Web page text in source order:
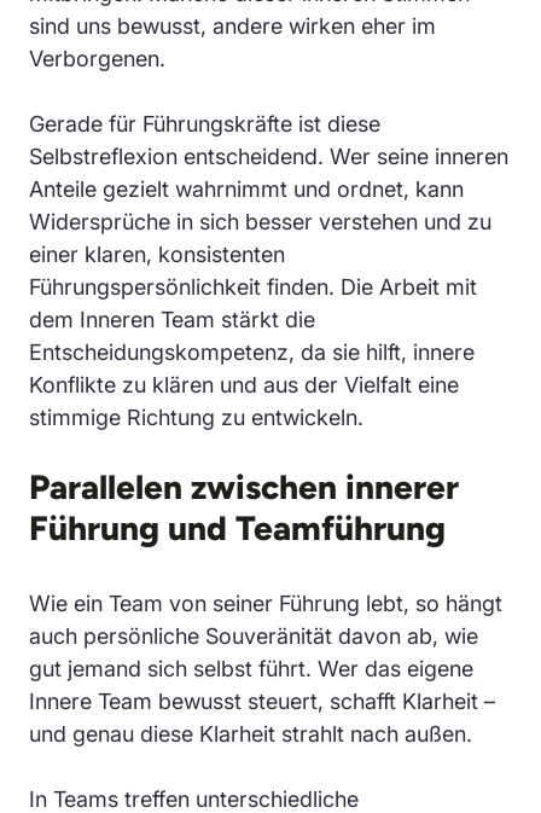
sind uns bewusst, andere wirken eher im
Verborgenen.
Gerade für Führungskräfte ist diese
Selbstreflexion entscheidend. Wer seine inneren
Anteile gezielt wahrnimmt und ordnet, kann
Widersprüche in sich besser verstehen und zu
einer klaren, konsistenten
Führungspersönlichkeit finden. Die Arbeit mit
dem Inneren Team stärkt die
Entscheidungskompetenz, da sie hilft, innere
Konflikte zu klären und aus der Vielfalt eine
stimmige Richtung zu entwickeln.
Parallelen zwischen innerer
Führung und Teamführung
Wie ein Team von seiner Führung lebt, so hängt
auch persönliche Souveränität davon ab, wie
gut jemand sich selbst führt. Wer das eigene
Innere Team bewusst steuert, schafft Klarheit –
und genau diese Klarheit strahlt nach außen.
In Teams treffen unterschiedliche